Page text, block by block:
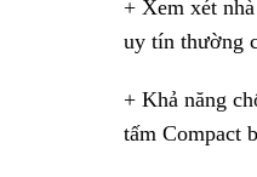
+ Xem xét
uy tín thường
+ Khả năng
tấm Compact